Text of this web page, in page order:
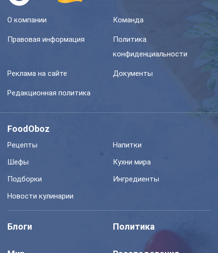
О компании Команда
Правовая информация
Политика
конфиденциальности
Реклама на сайте Документы
Редакционная политика
FoodOboz
Рецепты
Напитки
Шефы
Кухни мира
Подборки
Ингредиенты
Новости кулинарии
Блоги Политика